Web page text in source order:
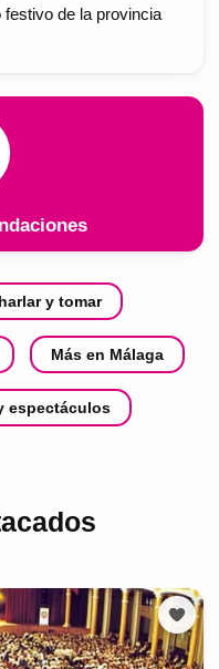
de la provincia
y tomar
Más en Málaga
espectáculos